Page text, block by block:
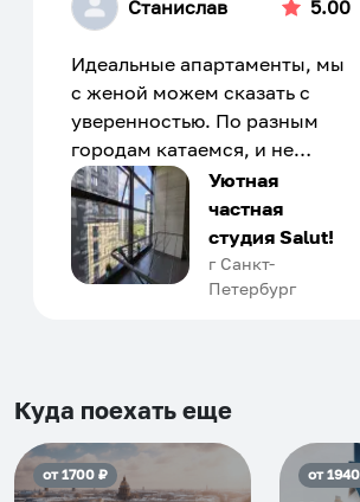
Станислав 5.00
Идеальные апартаменты, мы
с женой можем сказать с
уверенностью. По разным
городам катаемся, и не
только в России. Сервис на
отличном уровне. Хозяин
апартаментов доброй души
человек, всегда можно
договориться, подскажет
приезжать еще...
Уютная
частная
студия Salut!
г Санкт-
Петербург
Куда поехать еще
от1700₽ от1940